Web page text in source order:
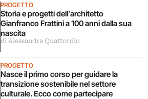
PROGETTO
Storia e progetti dell’architetto
Gianfranco Frattini a 100 anni dalla sua
nascita
di Alessandra Quattordio
PROGETTO
Nasce il primo corso per guidare la
transizione sostenibile nel settore
culturale. Ecco come partecipare